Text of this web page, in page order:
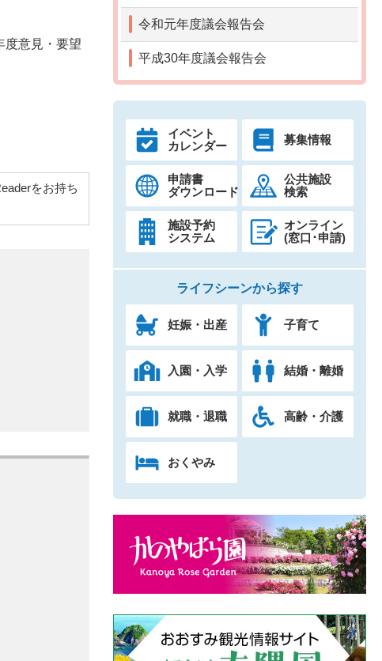
度意見・要望
をお持ち
令和元年度議会報告会
平成30年度議会報告会
イベント
カレンダー
募集情報
申請書
ダウンロード
公共施設
検索
施設予約
システム
オンライン
(窓口･申請)
ライフシーンから探す
妊娠・出産 子育て
入園・入学 結婚・離婚
就職・退職 高齢・介護
おくやみ